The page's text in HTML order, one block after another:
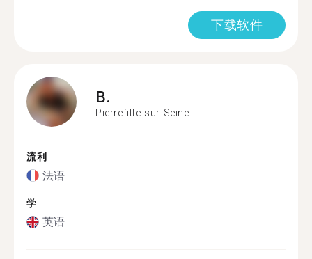
下载软件
B.
Pierrefitte-sur-Seine
流利
法语
学
英语